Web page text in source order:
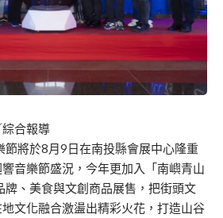
綜合報導
節將於8月9日在南投縣會展中心隆重
音樂節盛況，今年更加入「南嶼青山
牌、美食與文創商品展售，把街頭文
文化融合激盪出精彩火花，打造山谷